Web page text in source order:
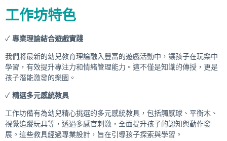
工作坊特色
✓ 專業理論結合遊戲實踐
我們將最新的幼兒教育理論融入豐富的遊戲活動中，讓孩子在玩樂中
學習，有效提升專注力和情緒管理能力。這不僅是知識的傳授，更是
孩子潛能激發的樂園。
✓ 精選多元感統教具
工作坊備有為幼兒精心挑選的多元感統教具，包括觸感球、平衡木、
視覺追蹤玩具等，透過多感官刺激，全面提升孩子的認知與動作發
展。這些教具經過專業設計，旨在引導孩子探索與學習。